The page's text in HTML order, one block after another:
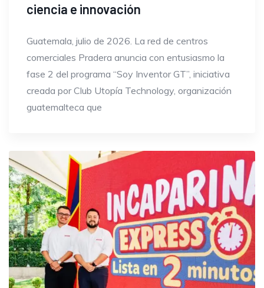
ciencia e innovación
Guatemala, julio de 2026. La red de centros
comerciales Pradera anuncia con entusiasmo la
fase 2 del programa “Soy Inventor GT”, iniciativa
creada por Club Utopía Technology, organización
guatemalteca que